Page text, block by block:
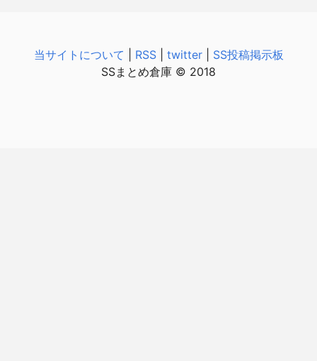
当サイトについて RSS| twitter| SS投稿掲示板
SSまとめ倉庫 © 2018